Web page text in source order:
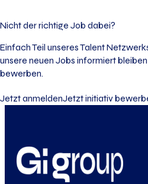
Nicht der richtige Job dabei?
Einfach Teil unseres Talent
unsere neuen Jobs informiert
bewerben.
Jetzt anmeldenJetzt initiativ